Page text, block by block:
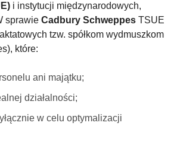
i instytucji międzynarodowych,
sprawie Cadbury Schweppes TSUE
tzw. spółkom wydmuszkom
które:
ani majątku;
działalności;
w celu optymalizacji